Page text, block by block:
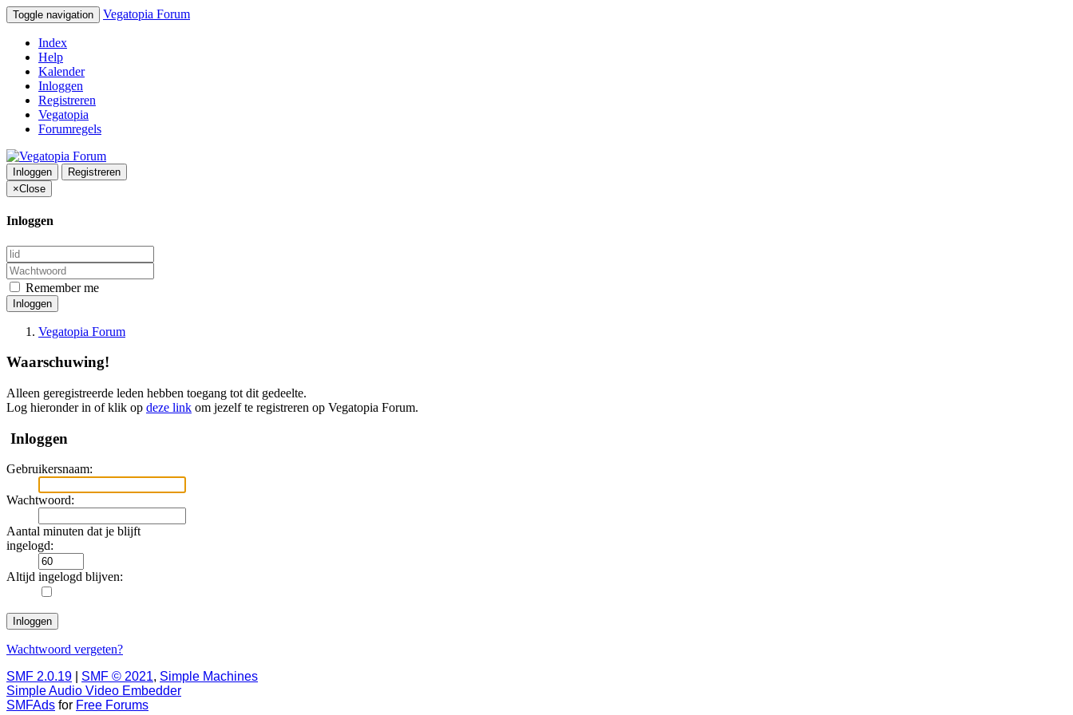
Toggle navigation Vegatopia Forum
Index
Help
Kalender
Inloggen
Registreren
Vegatopia
Forumregels
Inloggen
Registreren
×Close
Inloggen
Remember me
Inloggen
Vegatopia Forum
Waarschuwing!
Alleen geregistreerde leden hebben toegang tot dit gedeelte.
Log hieronder in of klik op deze link om jezelf te registreren op Vegatopia Forum.
Inloggen
Gebruikersnaam:
Wachtwoord:
Aantal minuten dat je blijft
ingelogd:
Altijd ingelogd blijven:
Wachtwoord vergeten?
SMF 2.0.19
SMF © 2021, Simple Machines
Simple Audio Video Embedder
SMFAds for Free Forums